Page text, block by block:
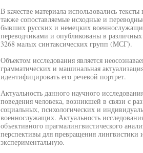
В качестве материала использовались
также сопоставляемые исходные и
бывших русских и немецких
переводчиками и опубликованы в
3268 малых синтаксических групп (МСГ).
Объектом исследования является
грамматических и машинальная
идентифицировать его речевой портрет.
Актуальность данного научного
поведения человека, возникшей в связи с
социальных, психологических и
военнослужащих. Актуальность
объективного прагмалингвистического
перспективы для превращения лингвистики
экспериментальную.